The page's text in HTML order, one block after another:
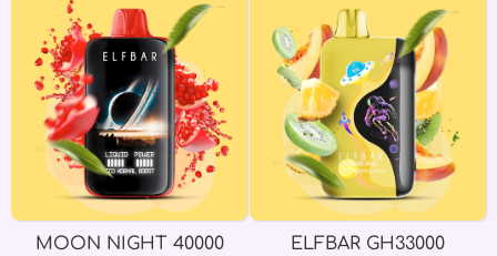
MOON NIGHT 40000 ELFBAR GH33000